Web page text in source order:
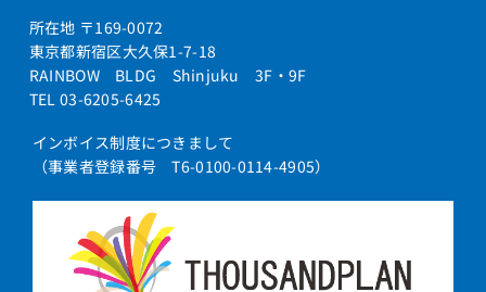
所在地 〒169-0072
東京都新宿区大久保1-7-18
RAINBOW BLDG Shinjuku 3F・9F
TEL 03-6205-6425
インボイス制度につきまして
（事業者登録番号 T6-0100-0114-4905）